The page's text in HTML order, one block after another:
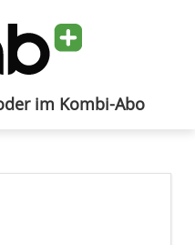
im Kombi-Abo